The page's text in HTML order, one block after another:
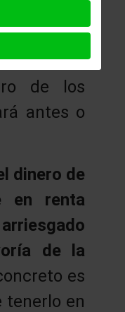
trabajo,
duración
es
de los
antes o
dinero de
en renta
de la
es
tenerlo en